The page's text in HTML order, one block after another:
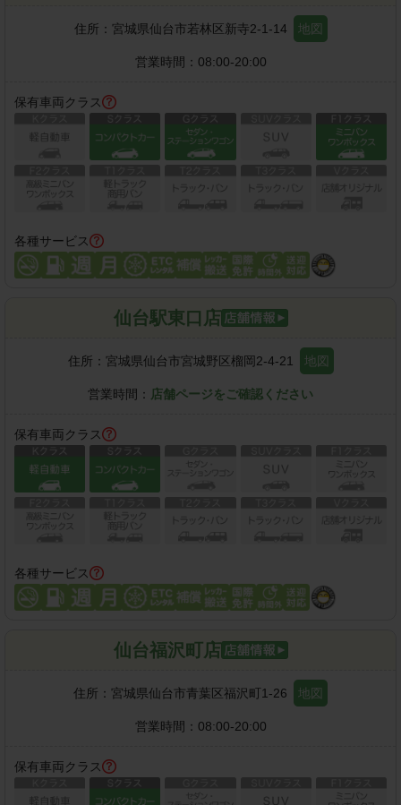
住所： 宮城県仙台市若林区新寺2-1-14 地図
営業時間： 08:00-20:00
保有車両クラス
各種サービス
仙台駅東口店
住所： 宮城県仙台市宮城野区榴岡2-4-21 地図
営業時間： 店舗ページをご確認ください
保有車両クラス
各種サービス
仙台福沢町店
住所： 宮城県仙台市青葉区福沢町1-26 地図
営業時間： 08:00-20:00
保有車両クラス